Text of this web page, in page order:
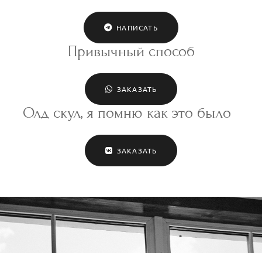
НАПИСАТЬ
Привычный способ
ЗАКАЗАТЬ
Олд скул, я помню как это было
ЗАКАЗАТЬ